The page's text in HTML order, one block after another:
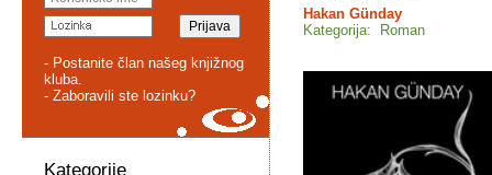
- Postanite član našeg knjižnog
kluba.
- Zaboravili ste lozinku?
Kategorije
Hakan Günday
Kategorija: Roman